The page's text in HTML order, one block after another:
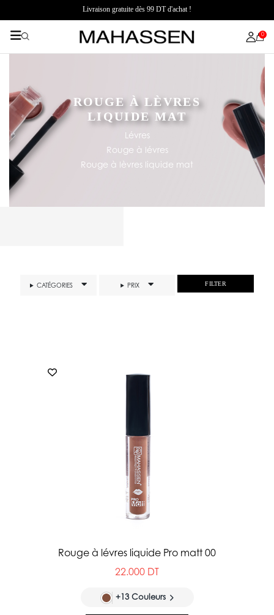
Livraison gratuite dès 99 DT d'achat !
0
ROUGE À LÈVRES
LIQUIDE MAT
Lévres
Rouge à lévres
Rouge à lèvres liquide mat
CATÉGORIES PRIX FILTER
Rouge à lévres liquide Pro matt 00
22.000 DT
+13 Couleurs